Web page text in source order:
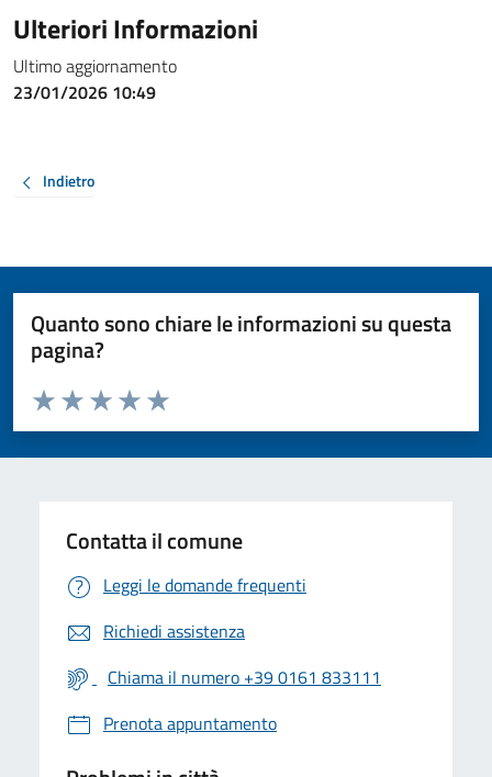
Ulteriori Informazioni
Ultimo aggiornamento
23/01/2026 10:49
Indietro
Quanto sono chiare le informazioni su questa
pagina?
Valuta da 1 a 5 stelle la pagina
Valuta 5 stelle su 5
Valuta 4 stelle su 5
Valuta 3 stelle su 5
Valuta 2 stelle su 5
Valuta 1 stelle su 5
Contatta il comune
Leggi le domande frequenti
Richiedi assistenza
Chiama il numero +39 0161 833111
Prenota appuntamento